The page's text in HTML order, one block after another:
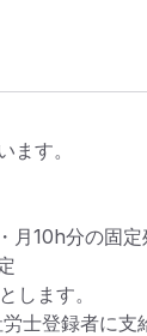
す。
10h分の固定
ます。
士登録者に支